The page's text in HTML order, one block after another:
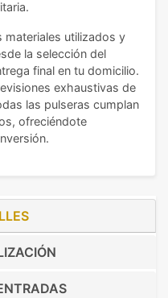
materiales utilizados y
la selección del
final en tu domicilio.
exhaustivas de
las pulseras cumplan
ofreciéndote